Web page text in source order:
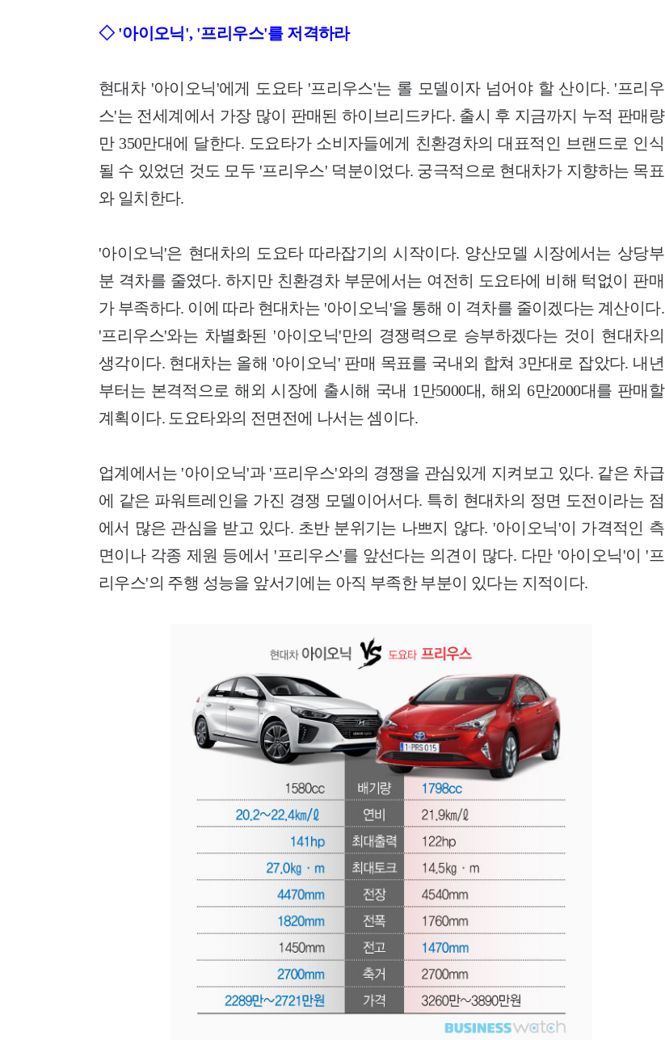
◇ '아이오닉', '프리우스'를 저격하라
현대차 '아이오닉'에게 도요타 '프리우스'는 롤 모델이자 넘어야 할 산이다. '프리우
스'는 전세계에서 가장 많이 판매된 하이브리드카다. 출시 후 지금까지 누적 판매량
만 350만대에 달한다. 도요타가 소비자들에게 친환경차의 대표적인 브랜드로 인식
될 수 있었던 것도 모두 '프리우스' 덕분이었다. 궁극적으로 현대차가 지향하는 목표
와 일치한다.
'아이오닉'은 현대차의 도요타 따라잡기의 시작이다. 양산모델 시장에서는 상당부
분 격차를 줄였다. 하지만 친환경차 부문에서는 여전히 도요타에 비해 턱없이 판매
가 부족하다. 이에 따라 현대차는 '아이오닉'을 통해 이 격차를 줄이겠다는 계산이다.
'프리우스'와는 차별화된 '아이오닉'만의 경쟁력으로 승부하겠다는 것이 현대차의
생각이다. 현대차는 올해 '아이오닉' 판매 목표를 국내외 합쳐 3만대로 잡았다. 내년
부터는 본격적으로 해외 시장에 출시해 국내 1만5000대, 해외 6만2000대를 판매할
계획이다. 도요타와의 전면전에 나서는 셈이다.
업계에서는 '아이오닉'과 '프리우스'와의 경쟁을 관심있게 지켜보고 있다. 같은 차급
에 같은 파워트레인을 가진 경쟁 모델이어서다. 특히 현대차의 정면 도전이라는 점
에서 많은 관심을 받고 있다. 초반 분위기는 나쁘지 않다. '아이오닉'이 가격적인 측
면이나 각종 제원 등에서 '프리우스'를 앞선다는 의견이 많다. 다만 '아이오닉'이 '프
리우스'의 주행 성능을 앞서기에는 아직 부족한 부분이 있다는 지적이다.